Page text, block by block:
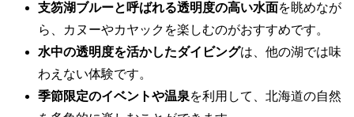
支笏湖ブルーと呼ばれる透明度の高い水面を眺めなが
ら、カヌーやカヤックを楽しむのがおすすめです。
水中の透明度を活かしたダイビングは、他の湖では味
わえない体験です。
季節限定のイベントや温泉を利用して、北海道の自然